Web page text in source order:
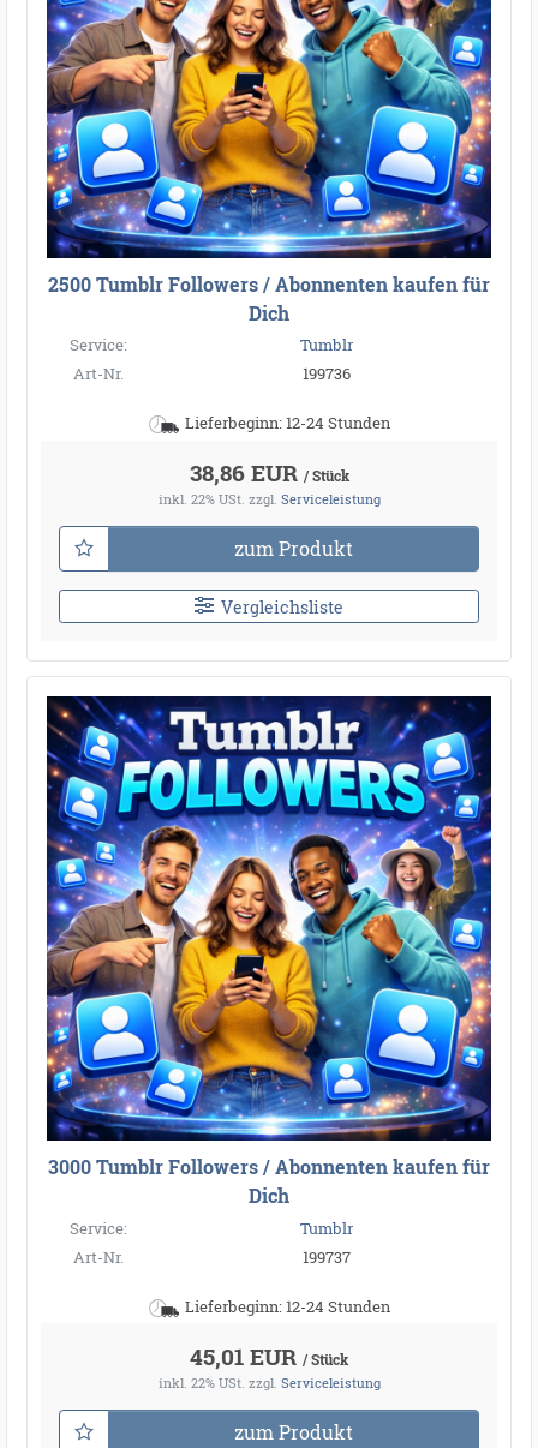
2500 Tumblr Followers / Abonnenten kaufen für
Dich
Service:
Tumblr
Art-Nr.
199736
Lieferbeginn: 12-24 Stunden
38,86 EUR / Stück
inkl. 22% USt. zzgl. Serviceleistung
zum Produkt
Vergleichsliste
3000 Tumblr Followers / Abonnenten kaufen für
Dich
Service:
Tumblr
Art-Nr.
199737
Lieferbeginn: 12-24 Stunden
45,01 EUR / Stück
inkl. 22% USt. zzgl. Serviceleistung
zum Produkt